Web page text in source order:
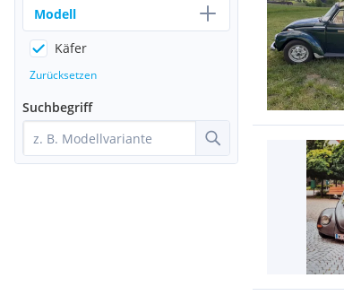
Modell
Käfer
Zurücksetzen
Suchbegriff